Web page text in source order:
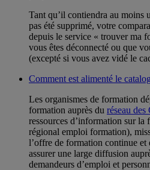
Tant qu’il contiendra au moins
pas été supprimé, votre
depuis le service « trouver ma
vous êtes déconnecté ou que
(excepté si vous avez vidé le
Comment est alimenté le
Les organismes de formation
formation auprès du réseau
ressources d’information sur
régional emploi formation),
l’offre de formation continue et
assurer une large diffusion
demandeurs d’emploi et